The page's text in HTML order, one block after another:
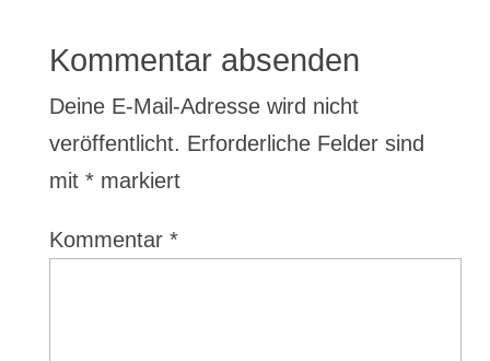
Kommentar absenden
Deine E-Mail-Adresse wird nicht
veröffentlicht. Erforderliche Felder sind
mit *markiert
Kommentar *